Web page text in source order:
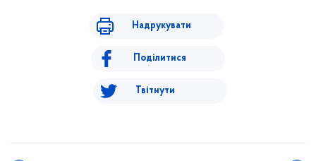
Надрукувати
Поділитися
Твітнути